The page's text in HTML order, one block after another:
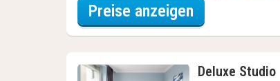
Preise anzeigen
Deluxe Studio